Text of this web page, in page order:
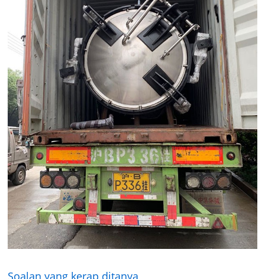
Soalan yang kerap ditanya